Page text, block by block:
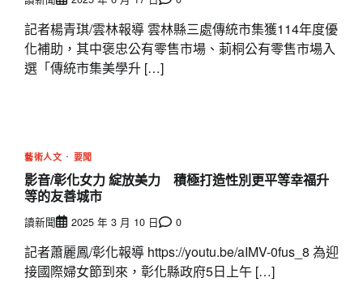
記者楊青琪/雲林報導 雲林縣三處傳統市集獲114年度優
化補助，其中褒忠公有零售市場、莿桐公有零售市場入
選「傳統市集美學升 […]
藝術人文 要聞
影音/彰化女力 綻放美力 積極打造性別更平等幸福升
等的友善城市
讀新聞 2025 年 3 月 10 日 0
記者蕭麗鳳/彰化報導 https://youtu.be/aIMV-0fus_8 為迎
接國際婦女節到來，彰化縣政府5日上午 […]